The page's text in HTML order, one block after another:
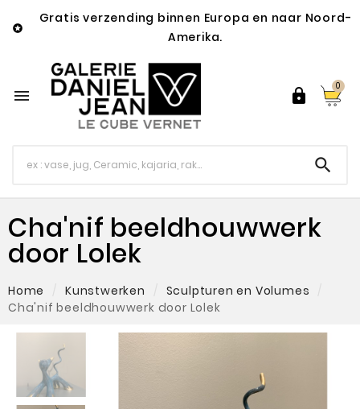

Gratis verzending binnen Europa en naar Noord-
Amerika.
 
0

Cha'nif beeldhouwwerk
door Lolek
Home Kunstwerken
Sculpturen en Volumes
Cha'nif beeldhouwwerk door Lolek